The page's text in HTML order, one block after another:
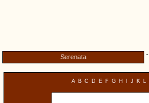
Serenata -
A B C D E F G H J K L